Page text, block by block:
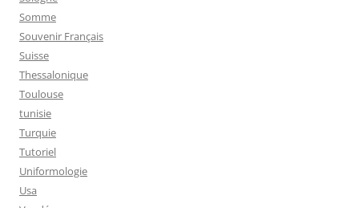
Somme
Souvenir Français
Suisse
Thessalonique
Toulouse
tunisie
Turquie
Tutoriel
Uniformologie
Usa